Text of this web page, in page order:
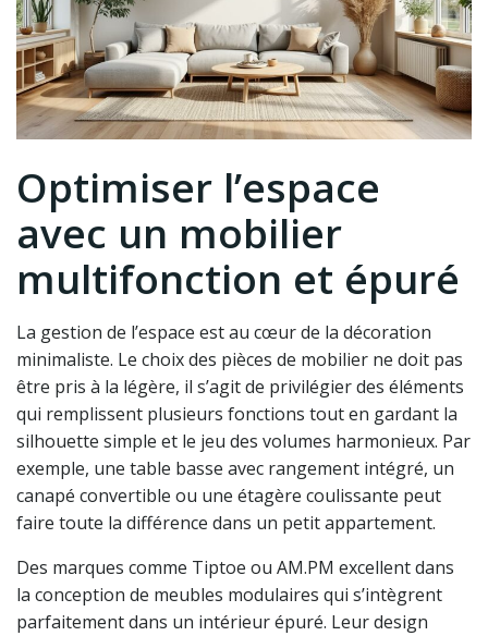
Optimiser l’espace
avec un mobilier
multifonction et épuré
La gestion de l’espace est au cœur de la décoration
minimaliste. Le choix des pièces de mobilier ne doit pas
être pris à la légère, il s’agit de privilégier des éléments
qui remplissent plusieurs fonctions tout en gardant la
silhouette simple et le jeu des volumes harmonieux. Par
exemple, une table basse avec rangement intégré, un
canapé convertible ou une étagère coulissante peut
faire toute la différence dans un petit appartement.
Des marques comme Tiptoe ou AM.PM excellent dans
la conception de meubles modulaires qui s’intègrent
parfaitement dans un intérieur épuré. Leur design